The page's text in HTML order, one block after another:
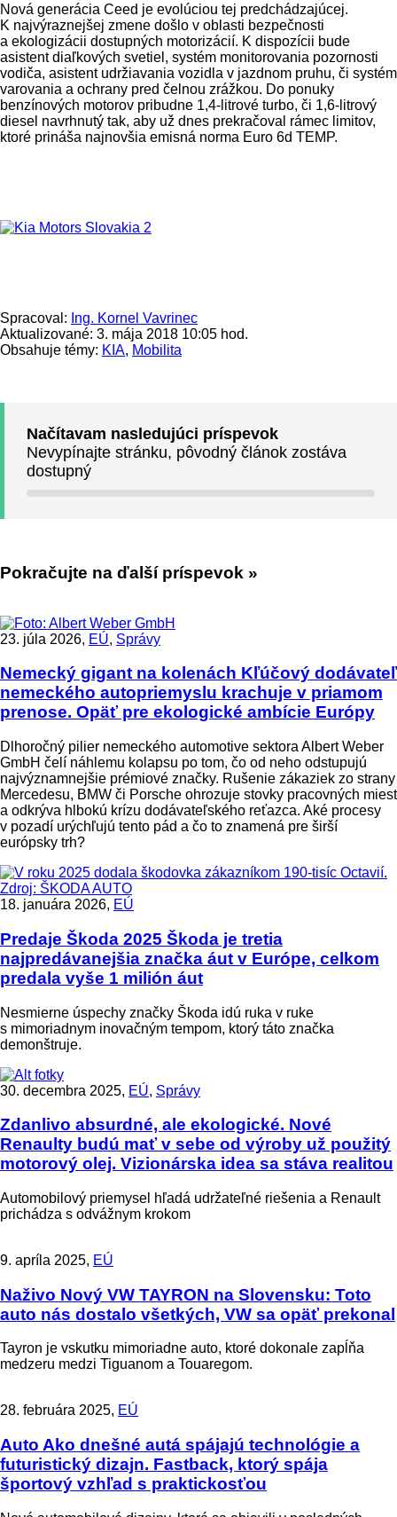
Nová generácia Ceed je evolúciou tej predchádzajúcej.
K najvýraznejšej zmene došlo v oblasti bezpečnosti
a ekologizácii dostupných motorizácií. K dispozícii bude
asistent diaľkových svetiel, systém monitorovania pozornosti
vodiča, asistent udržiavania vozidla v jazdnom pruhu, či systém
varovania a ochrany pred čelnou zrážkou. Do ponuky
benzínových motorov pribudne 1,4-litrové turbo, či 1,6-litrový
diesel navrhnutý tak, aby už dnes prekračoval rámec limitov,
ktoré prináša najnovšia emisná norma Euro 6d TEMP.
Spracoval: Ing. Kornel Vavrinec
Aktualizované: 3. mája 2018 10:05 hod.
Obsahuje témy: KIA, Mobilita
Načítavam nasledujúci príspevok
Nevypínajte stránku, pôvodný článok zostáva
dostupný
Pokračujte na ďalší príspevok »
23. júla 2026, EÚ, Správy
Nemecký gigant na kolenách Kľúčový dodávateľ
nemeckého autopriemyslu krachuje v priamom
prenose. Opäť pre ekologické ambície Európy
Dlhoročný pilier nemeckého automotive sektora Albert Weber
GmbH čelí náhlemu kolapsu po tom, čo od neho odstupujú
najvýznamnejšie prémiové značky. Rušenie zákaziek zo strany
Mercedesu, BMW či Porsche ohrozuje stovky pracovných miest
a odkrýva hlbokú krízu dodávateľského reťazca. Aké procesy
v pozadí urýchľujú tento pád a čo to znamená pre širší
európsky trh?
18. januára 2026, EÚ
Predaje Škoda 2025 Škoda je tretia
najpredávanejšia značka áut v Európe, celkom
predala vyše 1 milión áut
Nesmierne úspechy značky Škoda idú ruka v ruke
s mimoriadnym inovačným tempom, ktorý táto značka
demonštruje.
30. decembra 2025, EÚ, Správy
Zdanlivo absurdné, ale ekologické. Nové
Renaulty budú mať v sebe od výroby už použitý
motorový olej. Vizionárska idea sa stáva realitou
Automobilový priemysel hľadá udržateľné riešenia a Renault
prichádza s odvážnym krokom
9. apríla 2025, EÚ
Naživo Nový VW TAYRON na Slovensku: Toto
auto nás dostalo všetkých, VW sa opäť prekonal
Tayron je vskutku mimoriadne auto, ktoré dokonale zapĺňa
medzeru medzi Tiguanom a Touaregom.
28. februára 2025, EÚ
Auto Ako dnešné autá spájajú technológie a
futuristický dizajn. Fastback, ktorý spája
športový vzhľad s praktickosťou